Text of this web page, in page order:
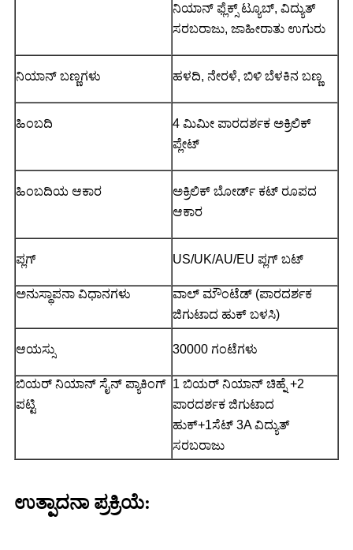
ನಿಯಾನ್ ಫ್ಲೆಕ್ಸ್ ಟ್ಯೂಬ್, ವಿದ್ಯುತ್
ಸರಬರಾಜು, ಜಾಹೀರಾತು ಉಗುರು
ನಿಯಾನ್ ಬಣ್ಣಗಳು ಹಳದಿ, ನೇರಳೆ, ಬಿಳಿ ಬೆಳಕಿನ ಬಣ್ಣ
ಹಿಂಬದಿ
4 ಮಿಮೀ ಪಾರದರ್ಶಕ ಅಕ್ರಿಲಿಕ್
ಪ್ಲೇಟ್
ಹಿಂಬದಿಯ ಆಕಾರ
ಅಕ್ರಿಲಿಕ್ ಬೋರ್ಡ್ ಕಟ್ ರೂಪದ
ಆಕಾರ
ಪ್ಲಗ್ US/UK/AU/EU ಪ್ಲಗ್ ಬಟ್
ಅನುಸ್ಥಾಪನಾ ವಿಧಾನಗಳು
ವಾಲ್ ಮೌಂಟೆಡ್ (ಪಾರದರ್ಶಕ
ಜಿಗುಟಾದ ಹುಕ್ ಬಳಸಿ)
ಆಯಸ್ಸು 30000 ಗಂಟೆಗಳು
ಬಿಯರ್ ನಿಯಾನ್ ಸೈನ್ ಪ್ಯಾಕಿಂಗ್
ಪಟ್ಟಿ
1 ಬಿಯರ್ ನಿಯಾನ್ ಚಿಹ್ನೆ +2
ಪಾರದರ್ಶಕ ಜಿಗುಟಾದ
ಹುಕ್+1ಸೆಟ್ 3A ವಿದ್ಯುತ್
ಸರಬರಾಜು
ಉತ್ಪಾದನಾ ಪ್ರಕ್ರಿಯೆ: